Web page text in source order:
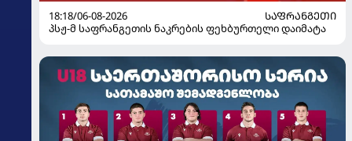
18:18/06-08-2026
ᲡᲐᲤᲠᲐᲜᲒᲔᲗᲘ
პსჟ-მ საფრანგეთის ნაკრების ფეხბურთელი დაიმატა